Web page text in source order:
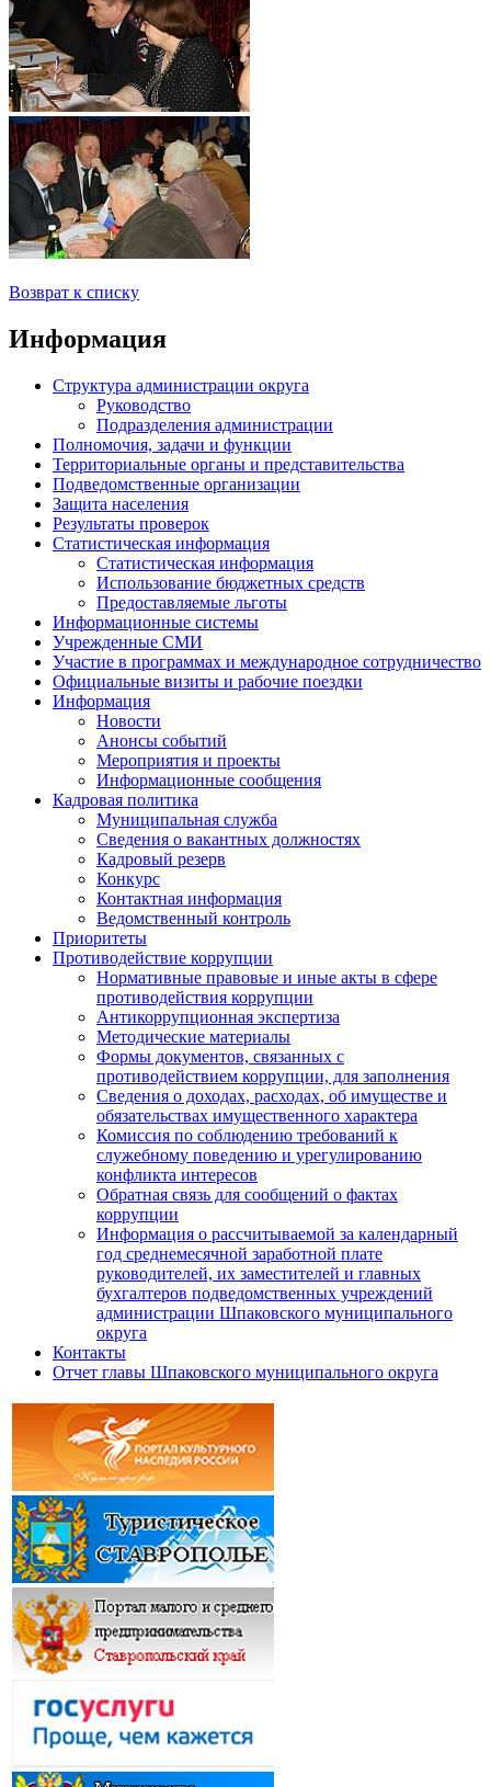
Возврат к списку
Информация
Структура администрации округа
Руководство
Подразделения администрации
Полномочия, задачи и функции
Территориальные органы и представительства
Подведомственные организации
Защита населения
Результаты проверок
Статистическая информация
Статистическая информация
Использование бюджетных средств
Предоставляемые льготы
Информационные системы
Учрежденные СМИ
Участие в программах и международное сотрудничество
Официальные визиты и рабочие поездки
Информация
Новости
Анонсы событий
Мероприятия и проекты
Информационные сообщения
Кадровая политика
Муниципальная служба
Сведения о вакантных должностях
Кадровый резерв
Конкурс
Контактная информация
Ведомственный контроль
Приоритеты
Противодействие коррупции
Нормативные правовые и иные акты в сфере
противодействия коррупции
Антикоррупционная экспертиза
Методические материалы
Формы документов, связанных с
противодействием коррупции, для заполнения
Сведения о доходах, расходах, об имуществе и
обязательствах имущественного характера
Комиссия по соблюдению требований к
служебному поведению и урегулированию
конфликта интересов
Обратная связь для сообщений о фактах
коррупции
Информация о рассчитываемой за календарный
год среднемесячной заработной плате
руководителей, их заместителей и главных
бухгалтеров подведомственных учреждений
администрации Шпаковского муниципального
округа
Контакты
Отчет главы Шпаковского муниципального округа